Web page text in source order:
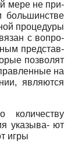
мере не при-
большинстве
процедуры
с вопро-
представ-
позволят
на
являются
количеству
указыва- ют
игры